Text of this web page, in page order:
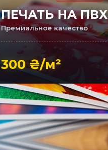
ПЕЧАТЬ НА ПВХ
Премиальное качество
300 ₴/м²